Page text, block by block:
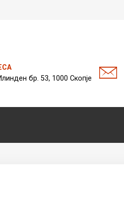
бр. 53, 1000 Скопје